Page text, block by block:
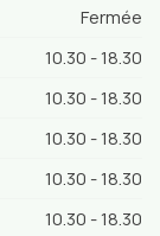
Fermée
10.30 - 18.30
10.30 - 18.30
10.30 - 18.30
10.30 - 18.30
10.30 - 18.30